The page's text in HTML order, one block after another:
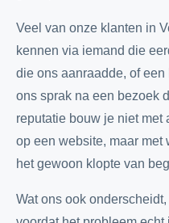
Veel van onze klanten in
kennen via iemand die
die ons aanraadde, of
ons sprak na een bezoek
reputatie bouw je niet met
op een website, maar met
het gewoon klopte van
Wat ons ook